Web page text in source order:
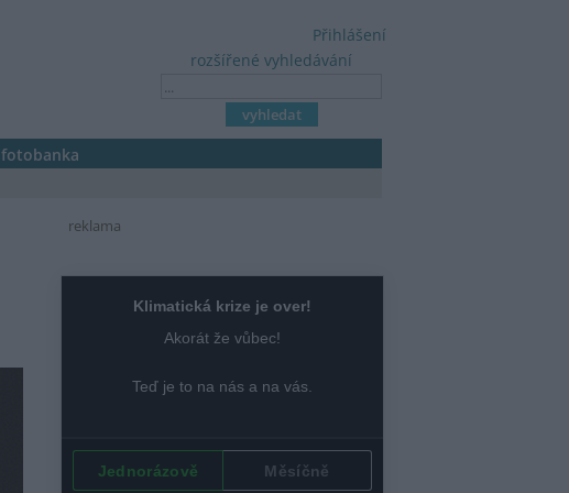
rozšířené vyhledávání
Přihlášení
fotobanka
reklama